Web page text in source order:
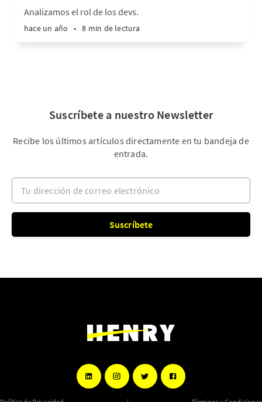
Analizamos el rol de los devs.
hace un año • 8 min de lectura
Suscríbete a nuestro Newsletter
Recibe los últimos artículos directamente en tu bandeja de
entrada.
Tu dirección de correo electrónico
Suscríbete